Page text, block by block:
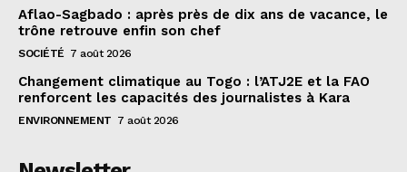
Aflao-Sagbado : après près de dix ans de vacance, le
trône retrouve enfin son chef
SOCIÉTÉ 7 août 2026
Changement climatique au Togo : l’ATJ2E et la FAO
renforcent les capacités des journalistes à Kara
ENVIRONNEMENT 7 août 2026